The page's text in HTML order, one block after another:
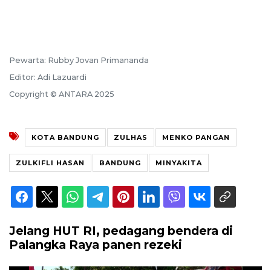
Pewarta: Rubby Jovan Primananda
Editor: Adi Lazuardi
Copyright © ANTARA 2025
KOTA BANDUNG ZULHAS MENKO PANGAN
ZULKIFLI HASAN BANDUNG MINYAKITA
Jelang HUT RI, pedagang bendera di
Palangka Raya panen rezeki